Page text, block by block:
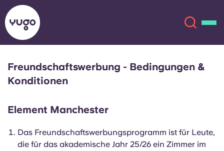
Über uns
Standorte
Mehr
English (GB)
English (US)
Chinese Español
Freundschaftswerbung - Bedingungen &
Konditionen
Element Manchester
Das Freundschaftswerbungsprogramm ist für Leute,
die für das akademische Jahr 25/26 ein Zimmer im